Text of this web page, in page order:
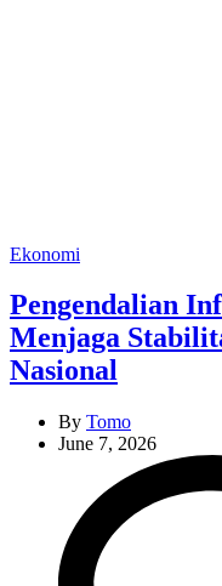
Categories
Ekonomi
Pengendalian
Menjaga
Nasional
By Tomo
June 7, 2026